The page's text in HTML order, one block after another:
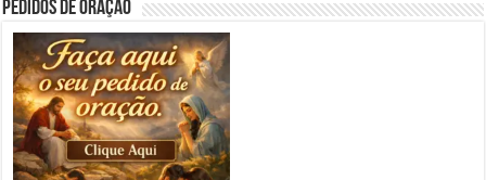
Pedidos de Oração